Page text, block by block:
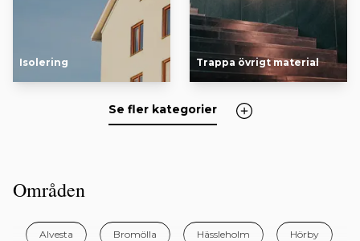
Isolering Trappa övrigt material
Se fler kategorier
Områden
Alvesta Bromölla Hässleholm Hörby